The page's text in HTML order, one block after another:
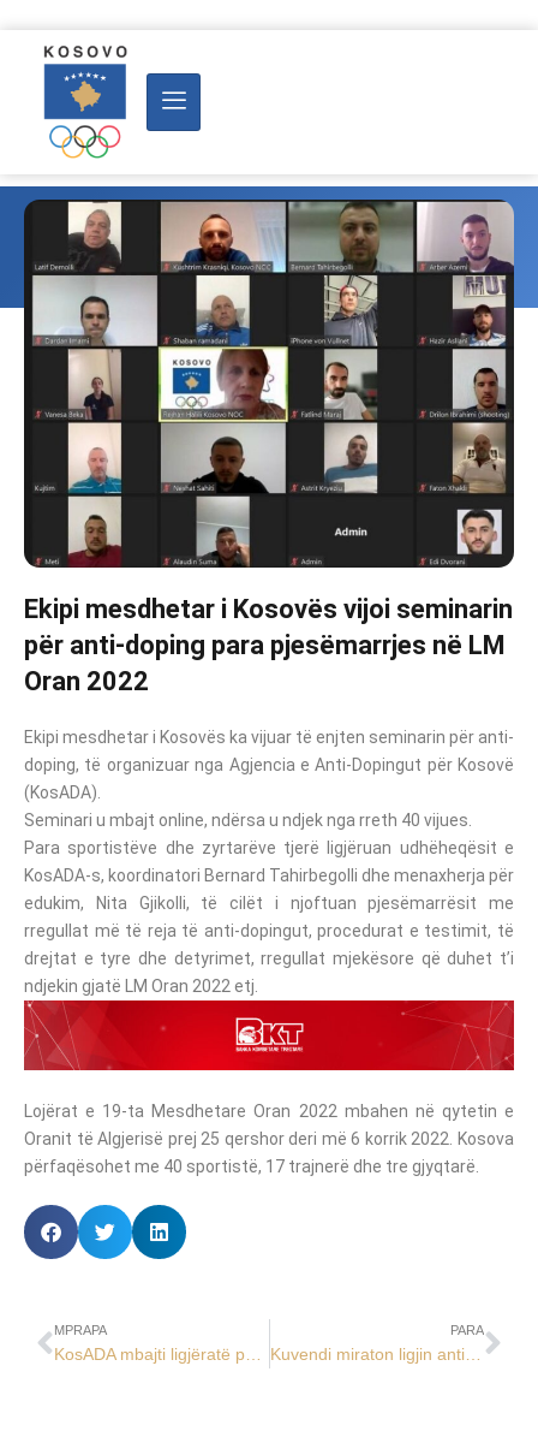
Ekipi mesdhetar i Kosovës vijoi seminarin
për anti-doping para pjesëmarrjes në LM
Oran 2022
Ekipi mesdhetar i Kosovës ka vijuar të enjten seminarin për anti-
doping, të organizuar nga Agjencia e Anti-Dopingut për Kosovë
(KosADA).
Seminari u mbajt online, ndërsa u ndjek nga rreth 40 vijues.
Para sportistëve dhe zyrtarëve tjerë ligjëruan udhëheqësit e
KosADA-s, koordinatori Bernard Tahirbegolli dhe menaxherja për
edukim, Nita Gjikolli, të cilët i njoftuan pjesëmarrësit me
rregullat më të reja të anti-dopingut, procedurat e testimit, të
drejtat e tyre dhe detyrimet, rregullat mjekësore që duhet t’i
ndjekin gjatë LM Oran 2022 etj.
Lojërat e 19-ta Mesdhetare Oran 2022 mbahen në qytetin e
Oranit të Algjerisë prej 25 qershor deri më 6 korrik 2022. Kosova
përfaqësohet me 40 sportistë, 17 trajnerë dhe tre gjyqtarë.
MPRAPA
KosADA mbajti ligjëratë për anti-dopingun për Federatën e Karatesë së Kosovës
PARA
Kuvendi miraton ligjin anti-doping